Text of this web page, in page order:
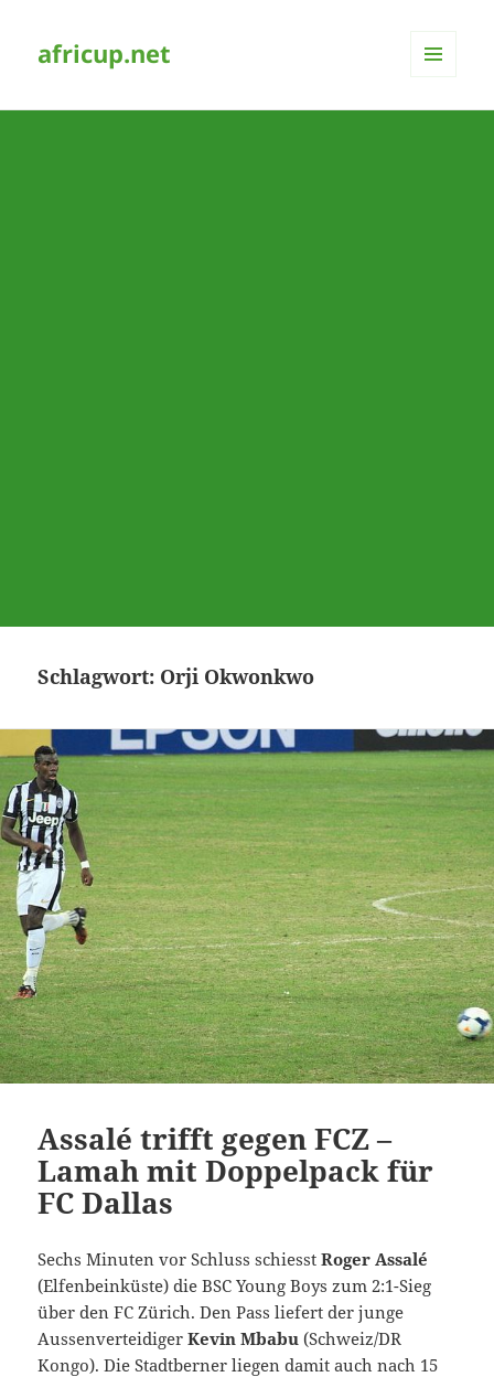
africup.net
Schlagwort: Orji Okwonkwo
Assalé trifft gegen FCZ –
Lamah mit Doppelpack für
FC Dallas
Sechs Minuten vor Schluss schiesstRoger Assalé
(Elfenbeinküste) die BSC Young Boys zum 2:1-Sieg
über den FC Zürich. Den Pass liefert der junge
AussenverteidigerKevin Mbabu (Schweiz/DR
Kongo). Die Stadtberner liegen damit auch nach 15